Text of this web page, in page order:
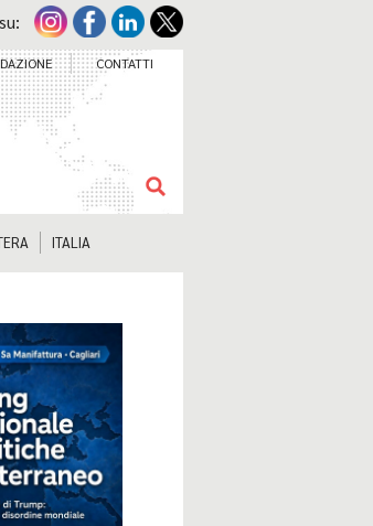
CONTATTI
ITALIA